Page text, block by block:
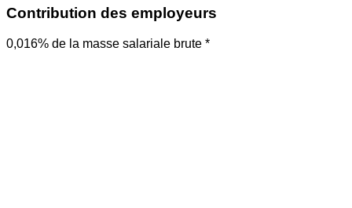
Contribution des employeurs
0,016% de la masse salariale brute *